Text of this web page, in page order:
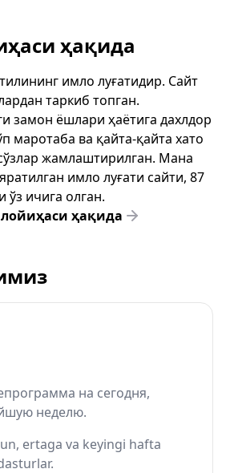
ҳақида
имло луғатидир. Сайт
таркиб топган.
замон ёшлари ҳаётига дахлдор
маротаба ва қайта-қайта хато
жамлаштирилган. Мана
имло луғати сайти, 87
ўз ичига олган.
ҳақида
на сегодня,
неделю.
ertaga va keyingi hafta